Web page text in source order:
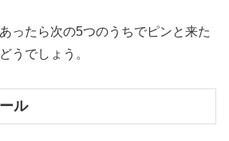
ったら次の5つのうちでピンと来た
うでしょう。
ル